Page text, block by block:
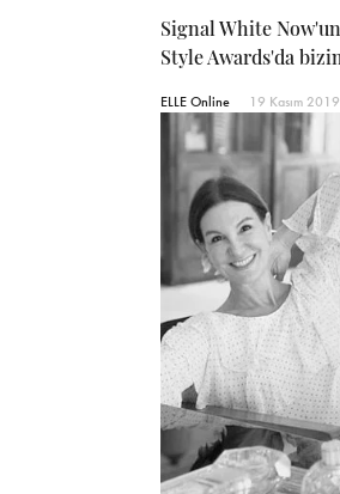
Signal White
Style Awards'da
ELLE Online 19 Kasım 2019